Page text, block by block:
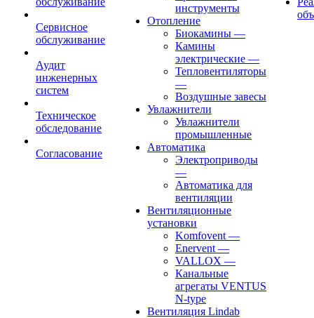
Сервисное
обслуживание
Аудит
инженерных
систем
Техническое
обследование
Согласование
инструменты
Отопление
Биокамины —
Камины
электрические —
Тепловентиляторы
—
Воздушные завесы
Увлажнители
Увлажнители
промышленные
Автоматика
Электроприводы
—
Автоматика для
вентиляции
Вентиляционные
установки
Komfovent —
Enervent —
VALLOX —
Канальные
агрегаты VENTUS
N-type
Вентиляция Lindab